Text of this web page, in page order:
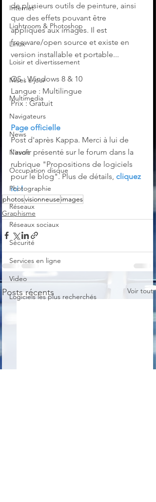
Internet
Lightroom & Photoshop
Linux
Loisir et divertissement
Mises à jour
Multimedia
Navigateurs
News
Nirsoft
Occupation disque
Photographie
Réseaux
Réseaux sociaux
Sécurité
Services en ligne
Video
Logiciels les plus recherchés
de plusieurs outils de peinture, ainsi
que des effets pouvant être
appliqués aux images. Il est
freeware/open source et existe en
version installable et portable...
OS : Windows 8 & 10
Langue : Multilingue
Prix : Gratuit
Page officielle
Post d'après Kappa. Merci à lui de
l'avoir présenté sur le forum dans la
rubrique "Propositions de logiciels
pour le blog". Plus de détails, cliquez
ici !
photosvisionneuse images
Graphisme
Posts récents Voir tout